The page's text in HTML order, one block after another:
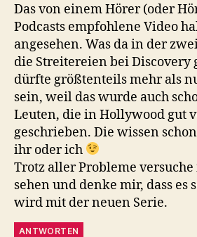
Das von einem Hörer (oder
Podcasts empfohlene Video
angesehen. Was da in der
die Streitereien bei Discovery
dürfte größtenteils mehr als
sein, weil das wurde auch
Leuten, die in Hollywood gut
geschrieben. Die wissen
ihr oder ich
Trotz aller Probleme versuche
sehen und denke mir, dass es
wird mit der neuen Serie.
ANTWORTEN